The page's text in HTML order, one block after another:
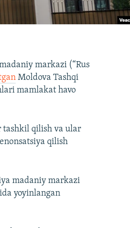
markazi (“Rus
Moldova Tashqi
mamlakat havo
tashkil qilish va ular
qilish
madaniy markazi
yoyinlangan